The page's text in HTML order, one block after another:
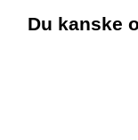
Du kanske